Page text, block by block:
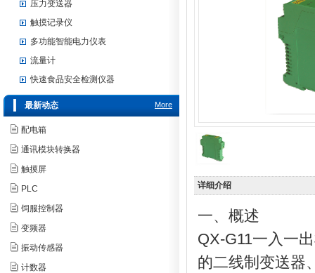
详细介绍
一、概述
QX-G11一入一
的二线制变送器
压力变送器
触摸记录仪
多功能智能电力仪表
流量计
快速食品安全检测仪器
More
最新动态
配电箱
通讯模块转换器
触摸屏
PLC
饲服控制器
变频器
振动传感器
计数器